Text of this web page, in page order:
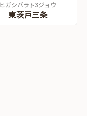
ヒガシバラト3ジョウ
東茨戸三条